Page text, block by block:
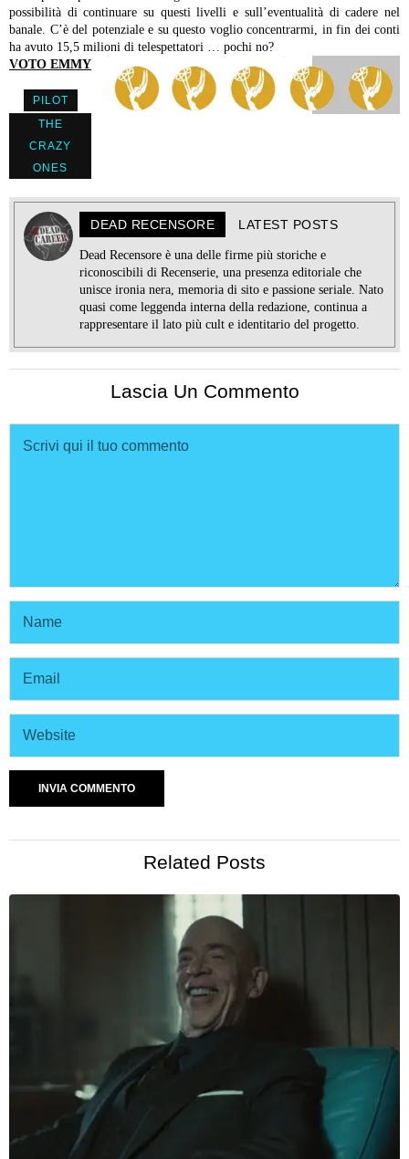
possibilità di continuare su questi livelli e sull’eventualità di cadere nel
banale. C’è del potenziale e su questo voglio concentrarmi, in fin dei conti
ha avuto 15,5 milioni di telespettatori … pochi no?
VOTO EMMY
PILOT
THE
CRAZY
ONES
DEAD RECENSORE LATEST POSTS
Dead Recensore è una delle firme più storiche e
riconoscibili di Recenserie, una presenza editoriale che
unisce ironia nera, memoria di sito e passione seriale. Nato
quasi come leggenda interna della redazione, continua a
rappresentare il lato più cult e identitario del progetto.
Lascia Un Commento
Related Posts